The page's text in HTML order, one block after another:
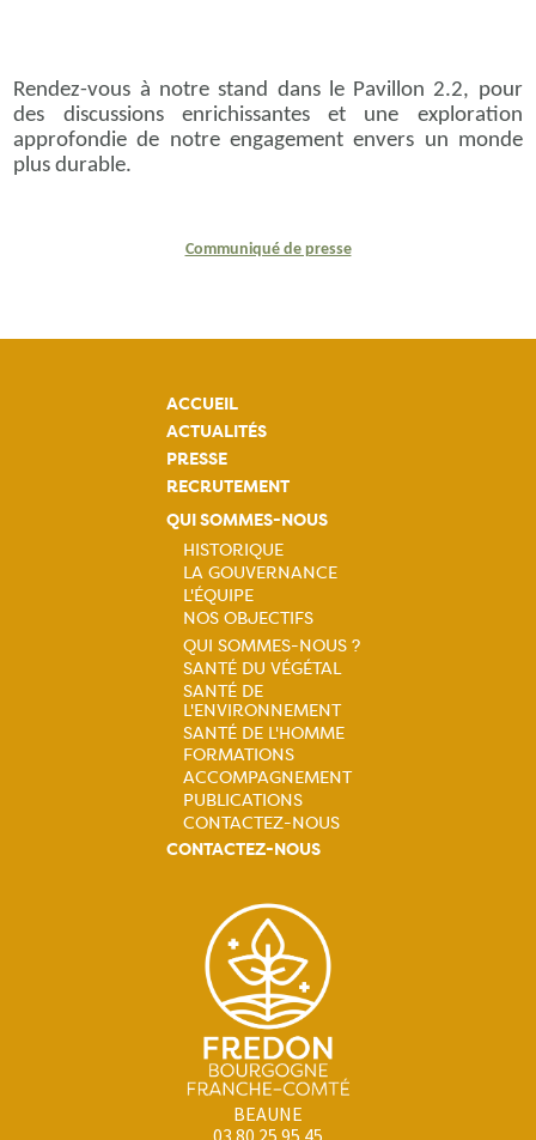
Rendez-vous à notre stand dans le Pavillon 2.2, pour
des discussions enrichissantes et une exploration
approfondie de notre engagement envers un monde
plus durable.
Communiqué de presse
ACCUEIL
ACTUALITÉS
PRESSE
RECRUTEMENT
QUI SOMMES-NOUS
Navigation
principale
HISTORIQUE
LA GOUVERNANCE
L'ÉQUIPE
NOS OBJECTIFS
Navigation
principale
QUI SOMMES-NOUS ?
SANTÉ DU VÉGÉTAL
SANTÉ DE
L'ENVIRONNEMENT
SANTÉ DE L'HOMME
FORMATIONS
ACCOMPAGNEMENT
PUBLICATIONS
CONTACTEZ-NOUS
CONTACTEZ-NOUS
BEAUNE
03 80 25 95 45